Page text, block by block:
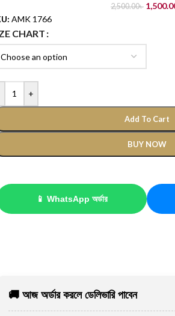
2,500.00৳
AMK 1766
CHART
+
Add To Cart
BUY NOW
📱 WhatsApp অর্ডার
🚚 আজ অর্ডার করলে ডেলিভারি পাবেন